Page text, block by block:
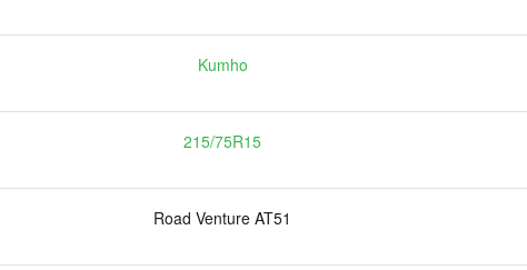
Kumho
215/75R15
Road Venture AT51